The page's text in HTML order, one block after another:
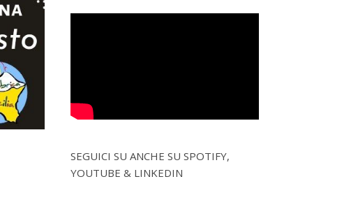
SEGUICI SU ANCHE SU SPOTIFY,
YOUTUBE & LINKEDIN